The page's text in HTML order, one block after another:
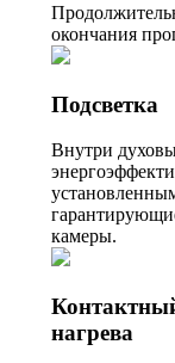
окончания
Подсветка
Внутри
камеры.
нагрева